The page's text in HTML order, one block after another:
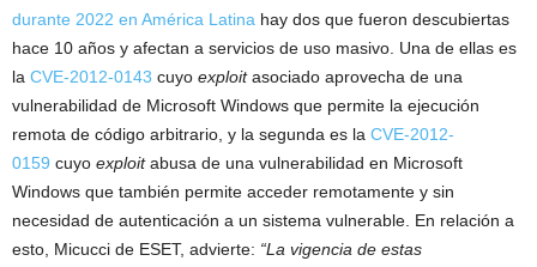
durante 2022 en América Latina hay dos que fueron descubiertas
hace 10 años y afectan a servicios de uso masivo. Una de ellas es
la CVE-2012-0143 cuyo exploitasociado aprovecha de una
vulnerabilidad de Microsoft Windows que permite la ejecución
remota de código arbitrario, y la segunda es la CVE-2012-
0159 cuyo exploitabusa de una vulnerabilidad en Microsoft
Windows que también permite acceder remotamente y sin
necesidad de autenticación a un sistema vulnerable. En relación a
esto, Micucci de ESET, advierte: “La vigencia de estas